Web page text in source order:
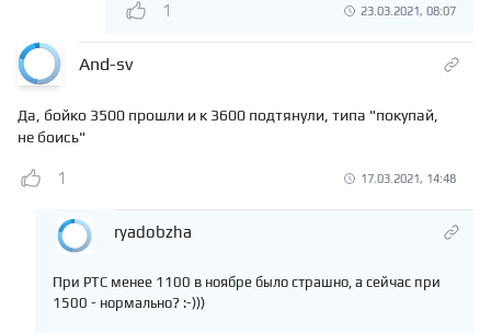
1 23.03.2021, 08:07
And-sv
Да, бойко 3500 прошли и к 3600 подтянули, типа "покупай,
не боись"
1 17.03.2021, 14:48
ryadobzha
При РТС менее 1100 в ноябре было страшно, а сейчас при
1500 - нормально? :-)))